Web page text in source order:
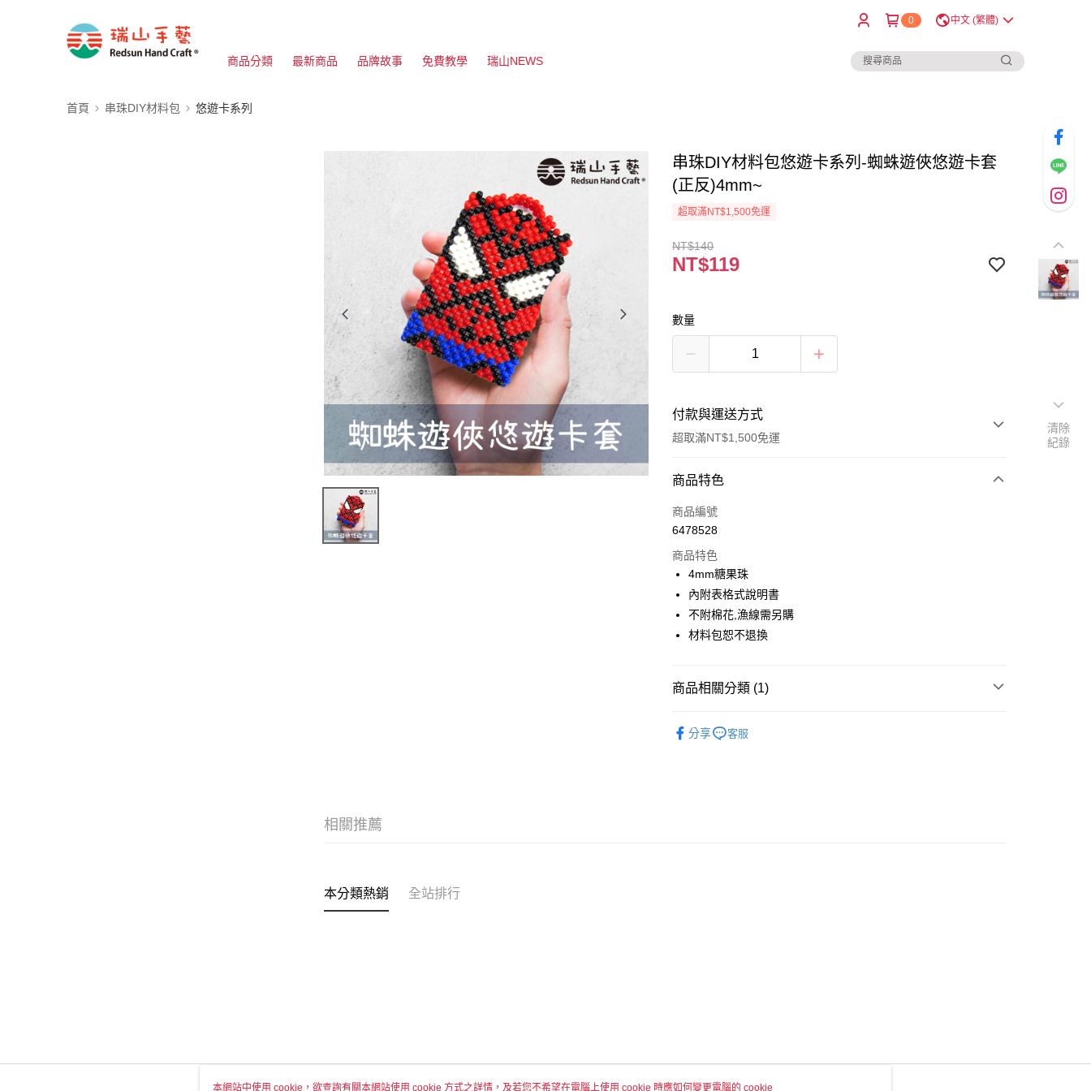
0 中文 (繁體)
商品分類 最新商品 品牌故事 免費教學 瑞山NEWS
首頁 串珠DIY材料包 悠遊卡系列
串珠DIY材料包悠遊卡系列-蜘蛛遊俠悠遊卡套
(正反)4mm~
超取滿NT$1,500免運
NT$140
NT$119
數量
付款與運送方式
超取滿NT$1,500免運
付款方式
信用卡一次付款
Apple Pay
街口支付
悠遊付
運送方式
每筆NT$60，滿NT$1,500(含以上)免運費
商品特色
商品編號
6478528
商品特色
4mm糖果珠
內附表格式說明書
不附棉花,漁線需另購
材料包恕不退換
商品相關分類 (1)
分享
客服
相關推薦
本分類熱銷 全站排行
清除
紀錄
本網站中使用 cookie，欲查詢有關本網站使用 cookie 方式之詳情，及若您不希望在電腦上使用 cookie 時應如何變更電腦的 cookie